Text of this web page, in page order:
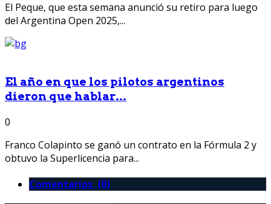
El Peque, que esta semana anunció su retiro para luego
del Argentina Open 2025,...
El año en que los pilotos argentinos
dieron que hablar...
0
Franco Colapinto se ganó un contrato en la Fórmula 2 y
obtuvo la Superlicencia para...
Comentarios (0)